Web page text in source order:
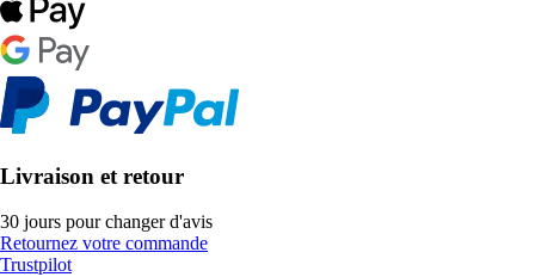
Livraison et retour
30 jours pour changer d'avis
Retournez votre commande
Trustpilot